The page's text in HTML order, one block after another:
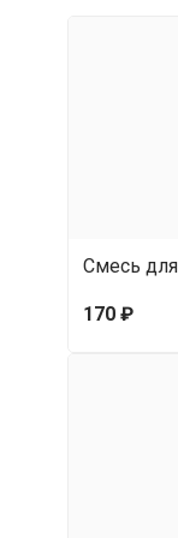
простым
Смесь
170 ₽